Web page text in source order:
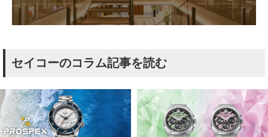
セイコーのコラム記事を読む